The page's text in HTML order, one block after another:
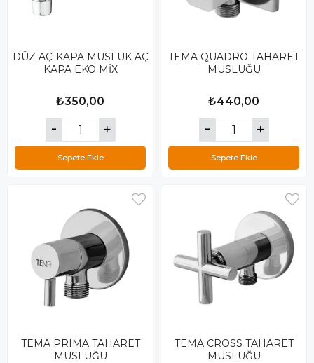
DÜZ AÇ-KAPA MUSLUK AÇ
KAPA EKO MİX
₺350,00
Sepete Ekle
TEMA QUADRO TAHARET
MUSLUĞU
₺440,00
Sepete Ekle
TEMA PRIMA TAHARET
MUSLUĞU
TEMA CROSS TAHARET
MUSLUĞU